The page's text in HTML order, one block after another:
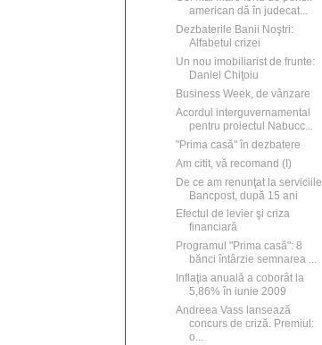
american dă în judecat...
Dezbaterile Banii Noştri:
Alfabetul crizei
Un nou imobiliarist de frunte:
Daniel Chiţoiu
Business Week, de vânzare
Acordul interguvernamental
pentru proiectul Nabucc...
"Prima casă" în dezbatere
Am citit, vă recomand (I)
De ce am renunţat la serviciile
Bancpost, după 15 ani
Efectul de levier şi criza
financiară
Programul "Prima casă": 8
bănci întârzie semnarea ...
Inflaţia anuală a coborât la
5,86% în iunie 2009
Andreea Vass lansează
concurs de criză. Premiul:
o...